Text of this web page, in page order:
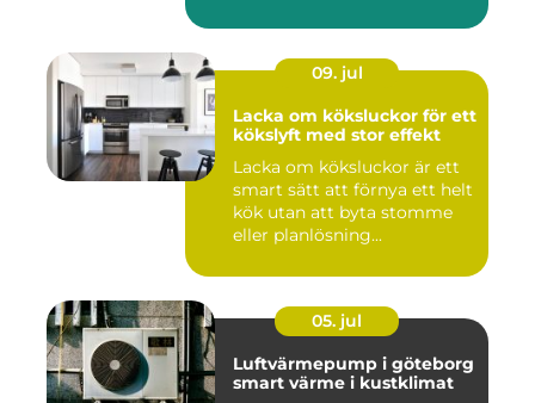
09. jul
Lacka om köksluckor för ett
kökslyft med stor effekt
Lacka om köksluckor är ett
smart sätt att förnya ett helt
kök utan att byta stomme
eller planlösning...
05. jul
Luftvärmepump i göteborg
smart värme i kustklimat